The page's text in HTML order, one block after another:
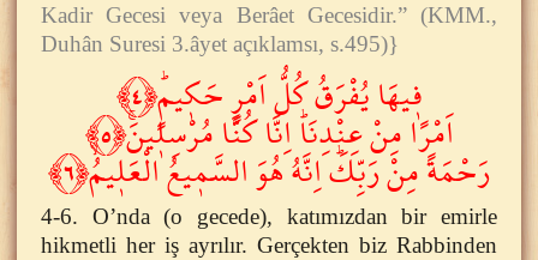
Kadir Gecesi veya Berâet Gecesidir.” (KMM.,
Duhân Suresi 3.âyet açıklamsı, s.495)}
ف۪يهَا يُفْرَقُ كُلُّ اَمْرٍ حَك۪يمٍۜ﴿٤﴾
اَمْرًا مِنْ عِنْدِنَاۜ اِنَّا كُنَّا مُرْسِل۪ينَۚ﴿٥﴾
رَحْمَةً مِنْ رَبِّكَۜ اِنَّهُ هُوَ السَّم۪يعُ الْعَل۪يمُۙ﴿٦﴾
4-6. O’nda (o gecede), katımızdan bir emirle
hikmetli her iş ayrılır. Gerçekten biz Rabbinden